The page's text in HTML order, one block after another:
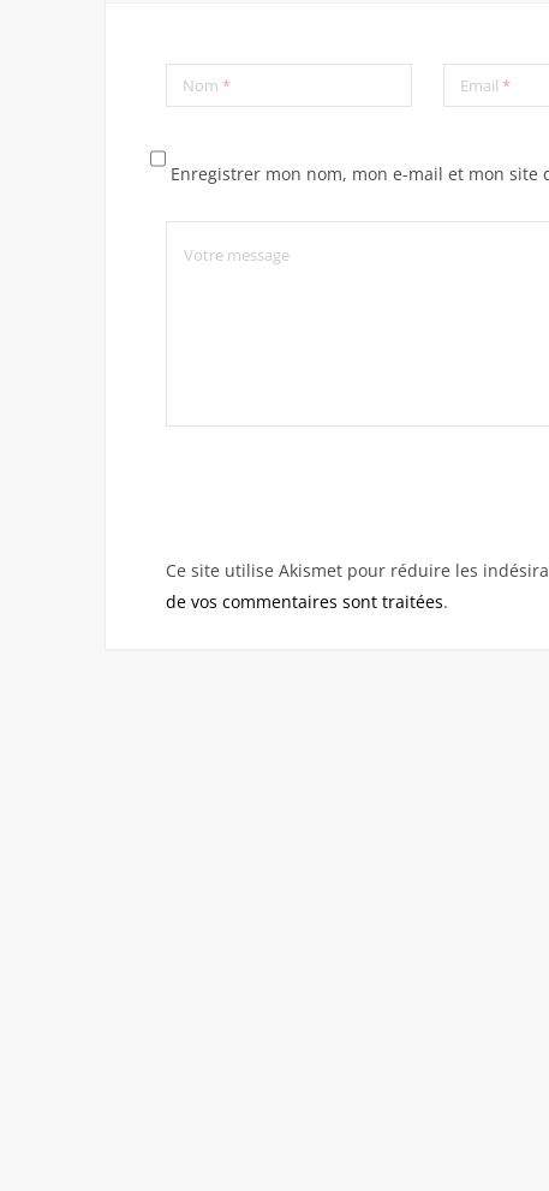
Nom * Email*
Enregistrer mon nom, mon e-mail et mon
Ce site utilise Akismet pour réduire les
de vos commentaires sont traitées.